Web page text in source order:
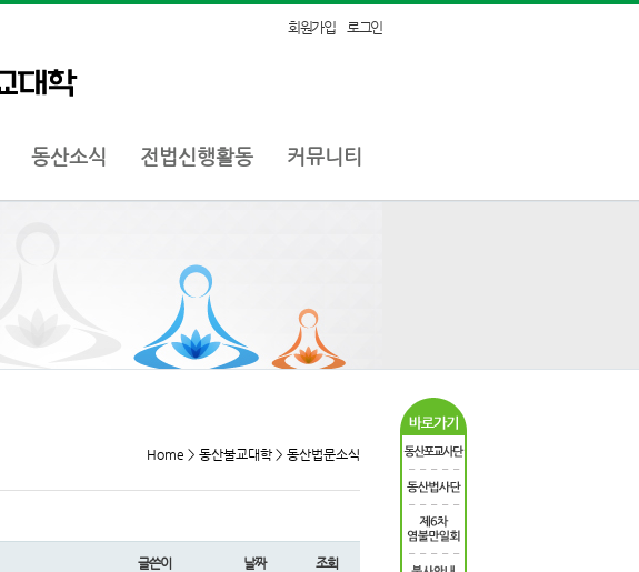
회원가입 로그인
동산소식 전법신행활동 커뮤니티
Home > 동산불교대학 > 동산법문소식
글쓴이 날짜 조회